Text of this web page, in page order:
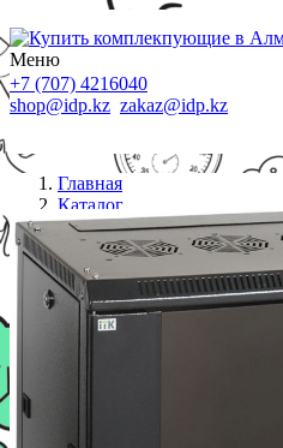
Меню
+7 (707) 4216040
shop@idp.kz zakaz@idp.kz
Главная
Каталог
Шкафы
ITK LWR5-12U64-GF
600x450 мм дверь стекло,